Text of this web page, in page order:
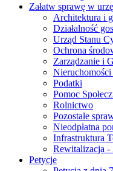
Załatw sprawę w
Architektura i
Działalność
Urząd Stanu
Ochrona
Zarządzanie i
Podatki
Pomoc
Rolnictwo
Pozostałe
Nieodpłatna
Infrastruktura
Rewitalizacja -
Petycje